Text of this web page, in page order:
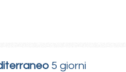
5 giorni